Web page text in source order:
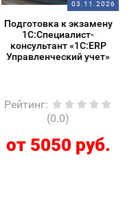
03.11.2026
Подготовка к экзамену
1С:Специалист-
консультант «1С:ERP
Управленческий учет»
Рейтинг:
(0.0)
от 5050 руб.